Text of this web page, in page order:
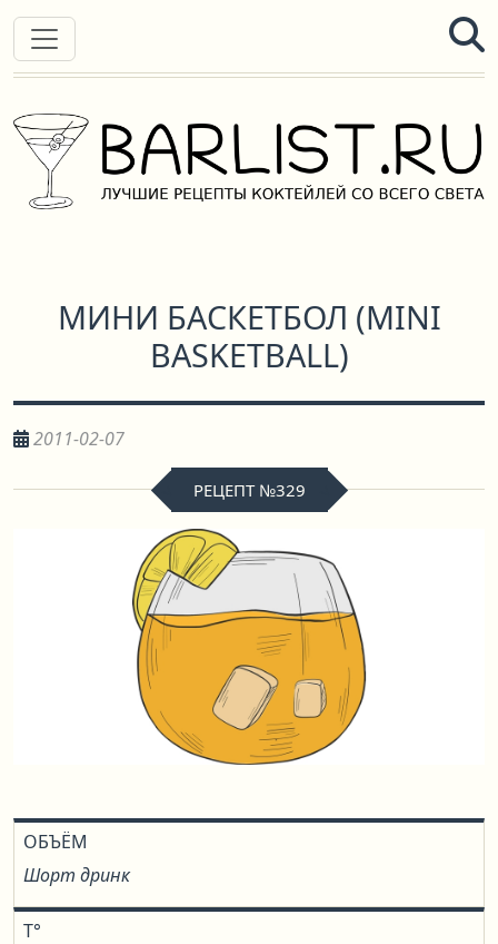
МИНИ БАСКЕТБОЛ (MINI
BASKETBALL)
2011-02-07
РЕЦЕПТ №329
ОБЪЁМ
Шорт дринк
T°